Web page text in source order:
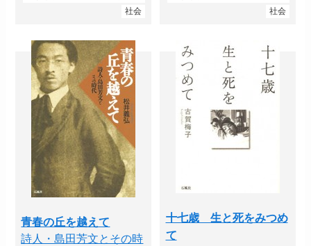
社会
社会
青春の丘を越えて
詩人・島田芳文とその時
十七歳 生と死をみつめ
て